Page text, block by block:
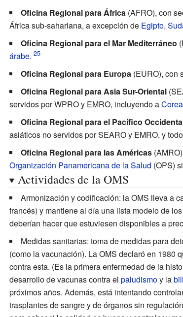
Oficina Regional para África (AFRO), con
África sub-sahariana, a excepción de Egipto,
Oficina Regional para el Mar Mediterráneo
árabe.
Oficina Regional para Europa (EURO), con
Oficina Regional para Asia Sur-Oriental
servidos por WPRO y EMRO, incluyendo a
Oficina Regional para el Pacífico
asiáticos no servidos por SEARO y EMRO, y
Oficina Regional para las Américas
Organización Panamericana de la Salud (OPS)
Actividades de la OMS
Armonización y codificación: la OMS lleva a
francés) y mantiene al día una lista modelo de los
deberían hacer que estuviesen disponibles a
Medidas sanitarias: toma de medidas para
(como la vacunación). La OMS declaró en 1980
contra esta. (Es la primera enfermedad de la
desarrollo de vacunas contra el paludismoy la
próximos años. Además, está intentando
trasplantes de sangre y de órganos sin